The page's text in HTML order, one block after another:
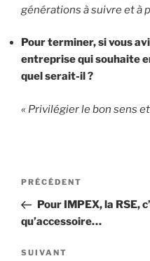
générations à suivre et à
Pour terminer, si vous
entreprise qui souhaite
quel serait-il ?
« Privilégier le bon sens
Navigation
l’article
Article
précédent
PRÉCÉDENT
Pour IMPEX, la RSE,
qu’accessoire…
Article
SUIVANT